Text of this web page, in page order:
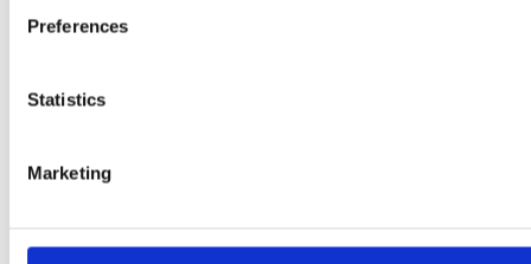
Preferences
Statistics
Marketing